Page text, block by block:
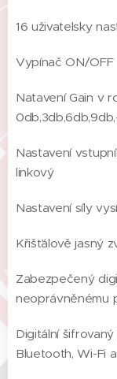
16 uživatelsky
Vypínač ON/OFF
Natavení Gain v
Nastavení
linkový
Nastavení síly
Křišťálově jasný
Zabezpečený
neoprávněnému
Digitální
Bluetooth, Wi-Fi